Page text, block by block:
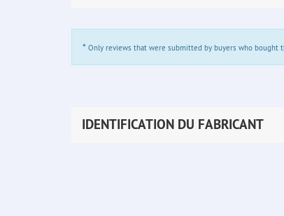
* Only reviews that were submitted by buyers who bought
IDENTIFICATION DU FABRICANT